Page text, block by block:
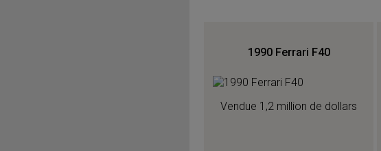
1990 Ferrari F40
Vendue 1,2 million de dollars